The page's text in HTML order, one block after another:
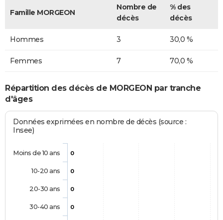
Famille MORGEON
Nombre de
décès
% des
décès
Hommes 3 30,0 %
Femmes 7 70,0 %
Répartition des décès de MORGEON par tranche
d'âges
Données exprimées en nombre de décès (source :
Insee)
0
0
0
0
Moins de 10 ans
10-20 ans
20-30 ans
30-40 ans